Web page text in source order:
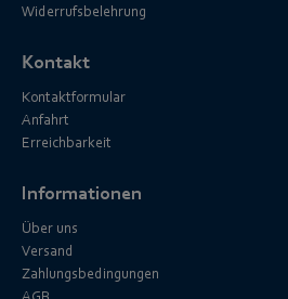
Widerrufsbelehrung
Kontakt
Kontaktformular
Anfahrt
Erreichbarkeit
Informationen
Über uns
Versand
Zahlungsbedingungen